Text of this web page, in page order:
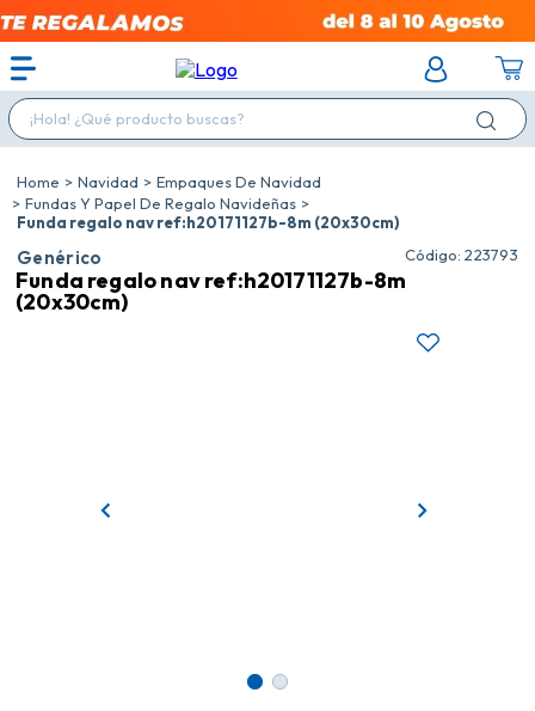
¡Hola! ¿Qué producto buscas?
Navidad
Empaques De Navidad
Fundas Y Papel De Regalo Navideñas
Funda regalo nav ref:h20171127b-8m (20x30cm)
Genérico : 223793
Funda regalo nav ref:h20171127b-8m
(20x30cm)